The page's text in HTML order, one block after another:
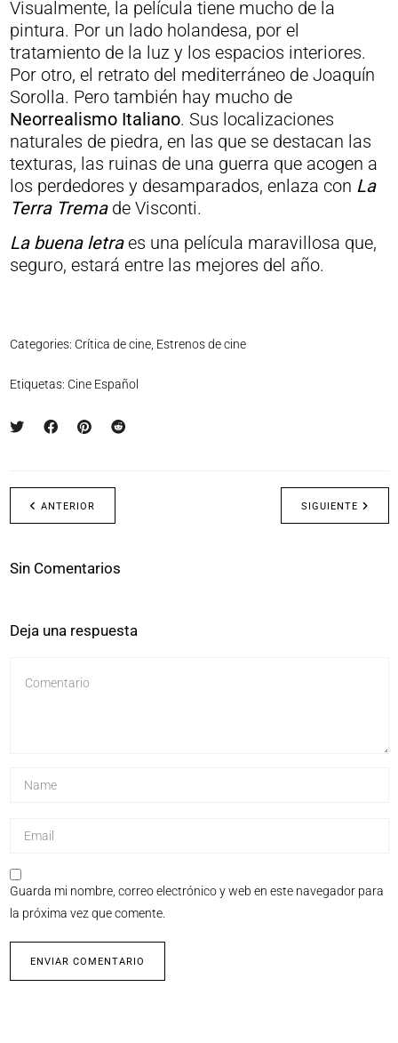
Visualmente, la película tiene mucho de la
pintura. Por un lado holandesa, por el
tratamiento de la luz y los espacios interiores.
Por otro, el retrato del mediterráneo de Joaquín
Sorolla. Pero también hay mucho de
Neorrealismo Italiano. Sus localizaciones
naturales de piedra, en las que se destacan las
texturas, las ruinas de una guerra que acogen a
los perdedores y desamparados, enlaza con La
Terra Tremade Visconti.
La buena letraes una película maravillosa que,
seguro, estará entre las mejores del año.
Categories: Crítica de cine, Estrenos de cine
Etiquetas: Cine Español
SIGUIENTE
ANTERIOR
Sin Comentarios
Deja una respuesta
Guarda mi nombre, correo electrónico y web en este navegador para
la próxima vez que comente.